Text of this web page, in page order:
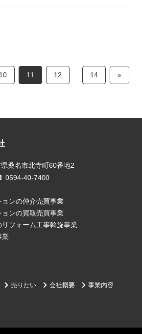
10 11 12 14 »
桑名市北寺町60番地2
0594-40-7400
ンの仲介売買事業
ンの買取売買事業
フォーム工事斡旋事業
業
売りたい 会社概要
事業内容